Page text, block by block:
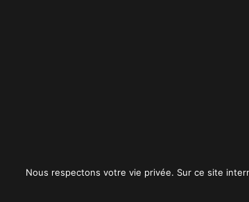
Nous respectons votre vie privée. Sur ce site